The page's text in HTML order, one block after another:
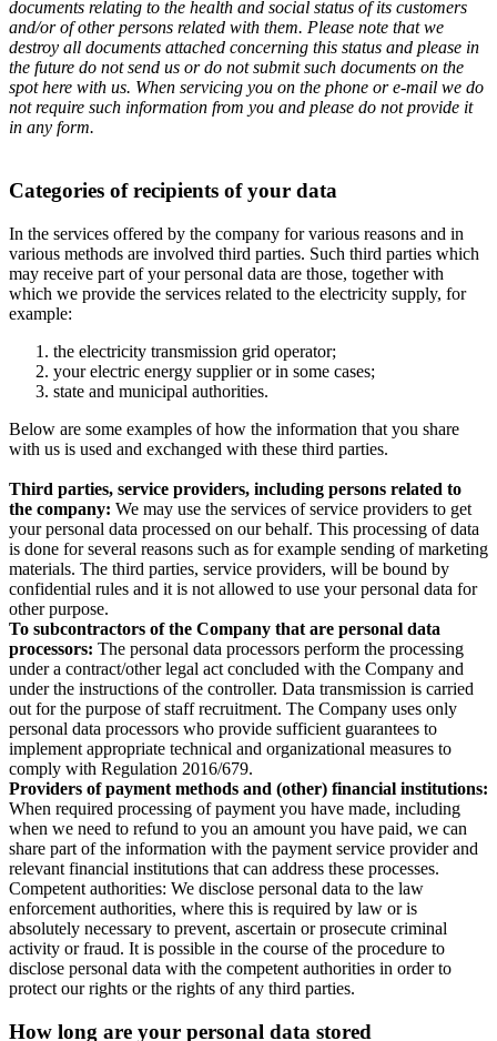
documents relating to the health and social status of its customers
and/or of other persons related with them. Please note that we
destroy all documents attached concerning this status and please in
the future do not send us or do not submit such documents on the
spot here with us. When servicing you on the phone or e-mail we do
not require such information from you and please do not provide it
in any form.
Categories of recipients of your data
In the services offered by the company for various reasons and in
various methods are involved third parties. Such third parties which
may receive part of your personal data are those, together with
which we provide the services related to the electricity supply, for
example:
the electricity transmission grid operator;
your electric energy supplier or in some cases;
state and municipal authorities.
Below are some examples of how the information that you share
with us is used and exchanged with these third parties.
Third parties, service providers, including persons related to
the company: We may use the services of service providers to get
your personal data processed on our behalf. This processing of data
is done for several reasons such as for example sending of marketing
materials. The third parties, service providers, will be bound by
confidential rules and it is not allowed to use your personal data for
other purpose.
To subcontractors of the Company that are personal data
processors: The personal data processors perform the processing
under a contract/other legal act concluded with the Company and
under the instructions of the controller. Data transmission is carried
out for the purpose of staff recruitment. The Company uses only
personal data processors who provide sufficient guarantees to
implement appropriate technical and organizational measures to
comply with Regulation 2016/679.
Providers of payment methods and (other) financial institutions:
When required processing of payment you have made, including
when we need to refund to you an amount you have paid, we can
share part of the information with the payment service provider and
relevant financial institutions that can address these processes.
Competent authorities: We disclose personal data to the law
enforcement authorities, where this is required by law or is
absolutely necessary to prevent, ascertain or prosecute criminal
activity or fraud. It is possible in the course of the procedure to
disclose personal data with the competent authorities in order to
protect our rights or the rights of any third parties.
How long are your personal data stored